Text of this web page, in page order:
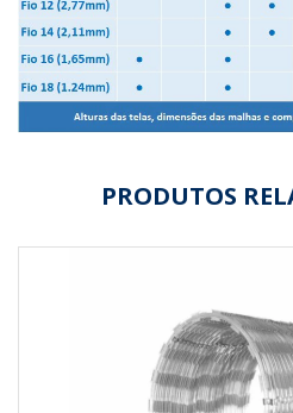
PRODUTOS